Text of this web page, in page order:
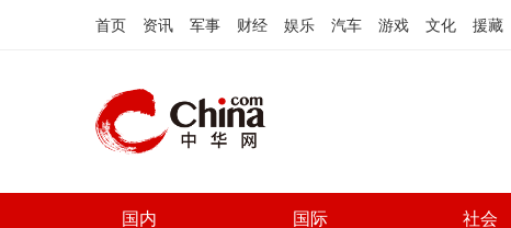
首页 资讯 军事 财经 娱乐 汽车 游戏 文化 援藏
国内 国际 社会